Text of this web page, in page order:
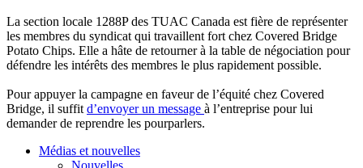
La section locale 1288P des TUAC Canada est fière de représenter
les membres du syndicat qui travaillent fort chez Covered Bridge
Potato Chips. Elle a hâte de retourner à la table de négociation pour
défendre les intérêts des membres le plus rapidement possible.
Pour appuyer la campagne en faveur de l’équité chez Covered
Bridge, il suffit d’envoyer un message à l’entreprise pour lui
demander de reprendre les pourparlers.
Médias et nouvelles
Nouvelles